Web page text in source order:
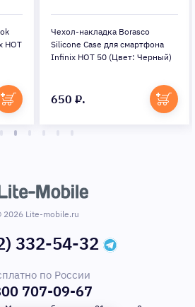
HOT
Чехол-накладка Borasco
Silicone Case для смартфона
Infinix HOT 50 (Цвет: Черный)
650 ₽.
2026 Lite-mobile.ru
332-54-32
по России
707-09-67